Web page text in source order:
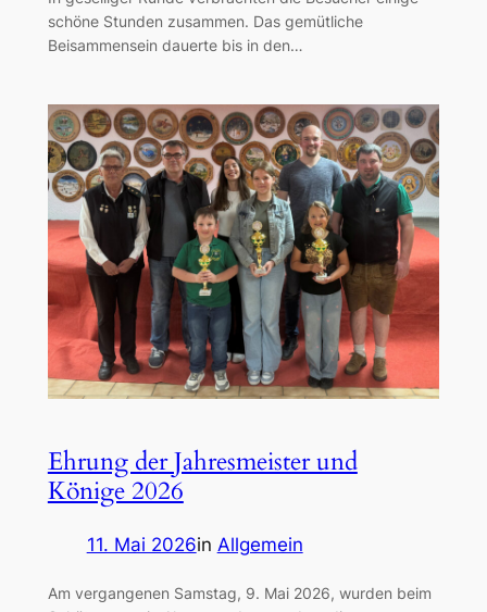
schöne Stunden zusammen. Das gemütliche
Beisammensein dauerte bis in den…
Ehrung der Jahresmeister und
Könige 2026
11. Mai 2026in Allgemein
Am vergangenen Samstag, 9. Mai 2026, wurden beim